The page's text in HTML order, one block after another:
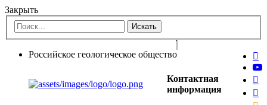
Закрыть
Российское геологическое общество
Контактная
информация